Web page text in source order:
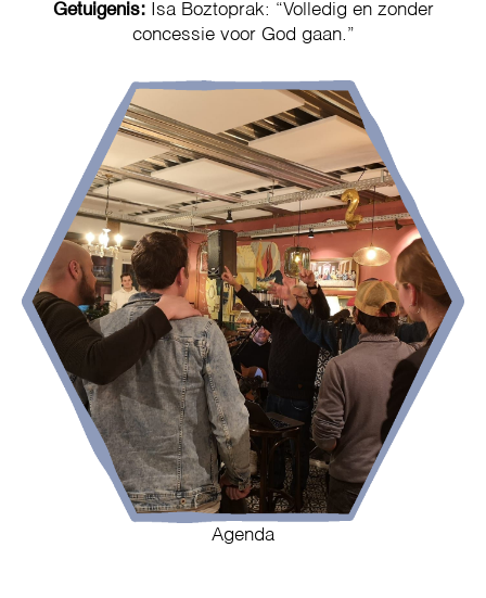
Getuigenis: Isa Boztoprak: “Volledig en zonder
concessie voor God gaan.”
Agenda